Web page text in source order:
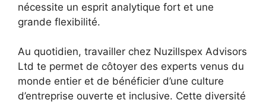
nécessite un esprit analytique fort et une
grande flexibilité.
Au quotidien, travailler chez Nuzillspex Advisors
Ltd te permet de côtoyer des experts venus du
monde entier et de bénéficier d’une culture
d’entreprise ouverte et inclusive. Cette diversité